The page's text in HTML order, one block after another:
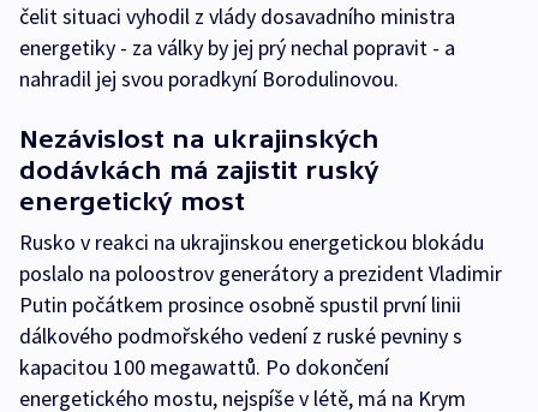
čelit situaci vyhodil z vlády dosavadního ministra
energetiky - za války by jej prý nechal popravit - a
nahradil jej svou poradkyní Borodulinovou.
Nezávislost na ukrajinských
dodávkách má zajistit ruský
energetický most
Rusko v reakci na ukrajinskou energetickou blokádu
poslalo na poloostrov generátory a prezident Vladimir
Putin počátkem prosince osobně spustil první linii
dálkového podmořského vedení z ruské pevniny s
kapacitou 100 megawattů. Po dokončení
energetického mostu, nejspíše v létě, má na Krym